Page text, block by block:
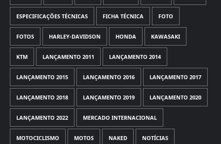
ESPECIFICAÇÕES TÉCNICAS FICHA TÉCNICA FOTO
FOTOS HARLEY-DAVIDSON HONDA KAWASAKI
KTM LANÇAMENTO 2011 LANÇAMENTO 2014
LANÇAMENTO 2015 LANÇAMENTO 2016 LANÇAMENTO 2017
LANÇAMENTO 2018 LANÇAMENTO 2019 LANÇAMENTO 2020
LANÇAMENTO 2022 MERCADO INTERNACIONAL
MOTOCICLISMO MOTOS NAKED NOTÍCIAS